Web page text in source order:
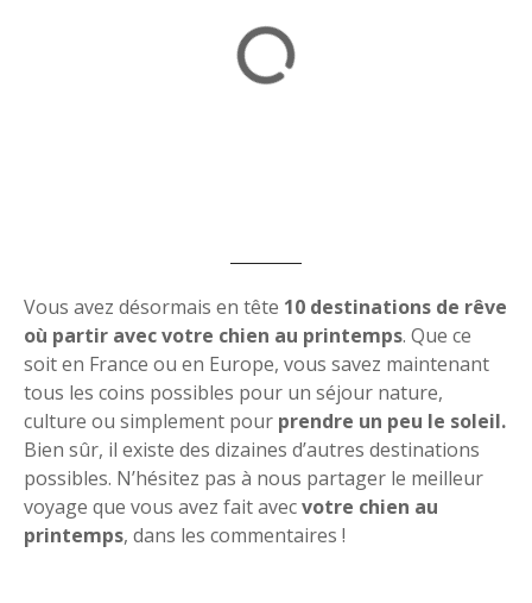
Vous avez désormais en tête 10 destinations de rêve
où partir avec votre chien au printemps. Que ce
soit en France ou en Europe, vous savez maintenant
tous les coins possibles pour un séjour nature,
culture ou simplement pour prendre un peu le soleil.
Bien sûr, il existe des dizaines d’autres destinations
possibles. N’hésitez pas à nous partager le meilleur
voyage que vous avez fait avecvotre chien au
printemps, dans les commentaires !